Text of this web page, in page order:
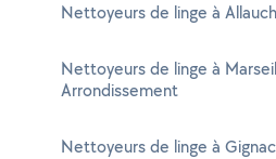
Nettoyeurs de linge à Allauch
Nettoyeurs de linge à
Arrondissement
Nettoyeurs de linge à